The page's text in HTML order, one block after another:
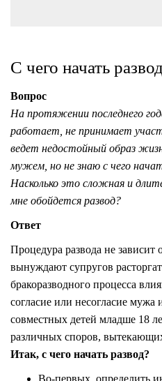
С чего начать
Вопрос
На протяжении последнего
работает, не принимает
ведет недостойный образ
мужем, но не знаю с чего
Насколько это сложная и
мне обойдется развод?
Ответ
Процедура развода не зависит
вынуждают супругов
бракоразводного процесса
согласие или несогласие мужа
совместных детей младше 18
различных споров,
Итак, с чего начать развод?
Во-первых, определить